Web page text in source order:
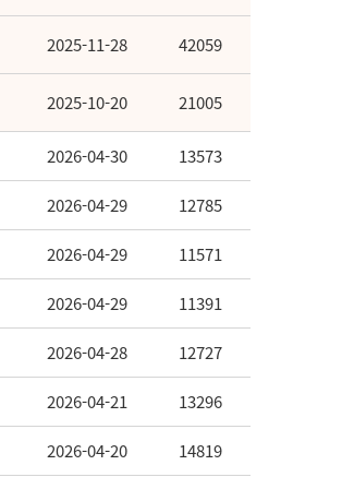
2025-11-28 42059
2025-10-20 21005
2026-04-30 13573
2026-04-29 12785
2026-04-29 11571
2026-04-29 11391
2026-04-28 12727
2026-04-21 13296
2026-04-20 14819